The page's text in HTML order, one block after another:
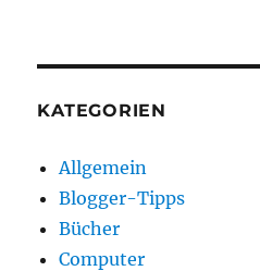
KATEGORIEN
Allgemein
Blogger-Tipps
Bücher
Computer